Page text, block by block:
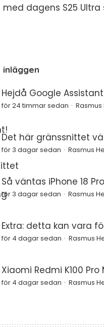
dagens S25
inläggen
Hejdå Google
för 24 timmar sedan Rasmus
Det här gränssnittet
för 3 dagar sedan Rasmus
Så väntas iPhone 18
för 3 dagar sedan Rasmus
Extra: detta kan vara
för 4 dagar sedan Rasmus
Xiaomi Redmi K100
för 4 dagar sedan Rasmus